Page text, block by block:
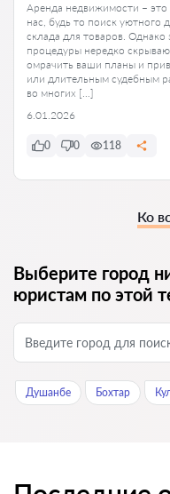
Аренда недвижимости –
нас, будь то поиск уютного
склада для товаров.
процедуры нередко
омрачить ваши планы и
или длительным судебным
во многих […]
6.01.2026
0 0 118
Ко
Выберите город
юристам по этой
Душанбе Бохтар